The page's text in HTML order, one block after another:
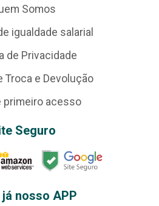
Somos
igualdade salarial
de Privacidade
Troca e Devolução
primeiro acesso
Seguro
já nosso APP